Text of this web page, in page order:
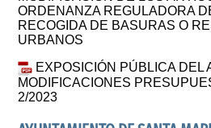
ORDENANZA REGULADORA
RECOGIDA DE BASURAS O
URBANOS
EXPOSICIÓN PÚBLICA DEL
MODIFICACIONES
2/2023